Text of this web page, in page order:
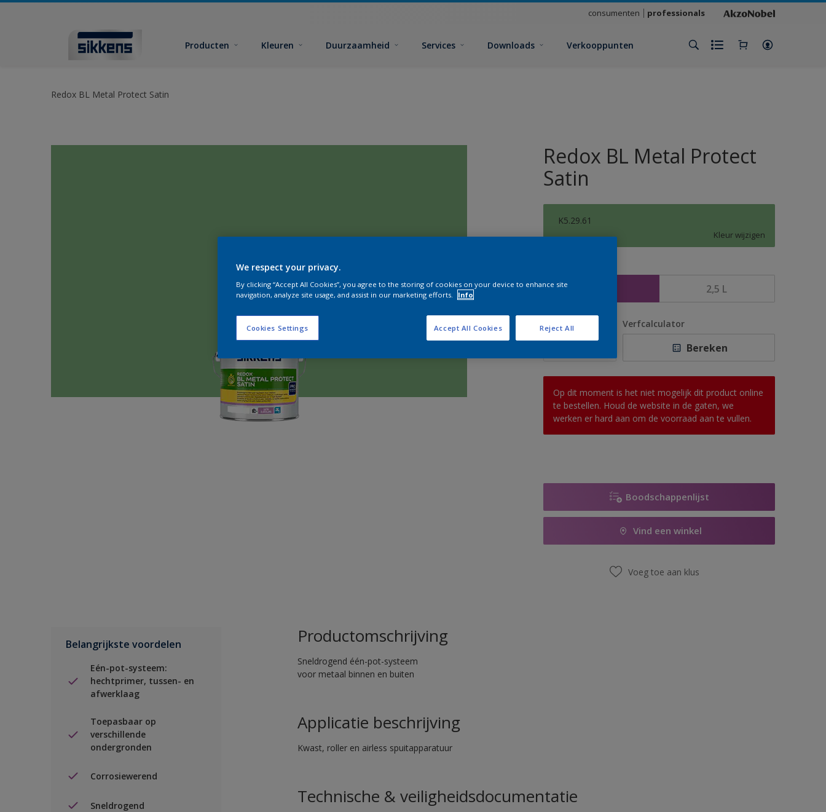
consumenten professionals
Producten Kleuren Duurzaamheid Services Downloads Verkooppunten
Redox BL Metal Protect Satin
Redox BL Metal Protect
Satin
K5.29.61
Kleur wijzigen
2,5 L
Aantal Verfcalculator
Bereken
Op dit moment is het niet mogelijk dit product online
te bestellen. Houd de website in de gaten, we
werken er hard aan om de voorraad aan te vullen.
Boodschappenlijst
Vind een winkel
Voeg toe aan klus
Belangrijkste voordelen
Eén-pot-systeem:
hechtprimer, tussen- en
afwerklaag
Toepasbaar op
verschillende
ondergronden
Corrosiewerend
Sneldrogend
Productomschrijving
Sneldrogend één-pot-systeem
voor metaal binnen en buiten
Applicatie beschrijving
Kwast, roller en airless spuitapparatuur
Technische & veiligheidsdocumentatie
We respect your privacy.
By clicking “Accept All Cookies”, you agree to the storing of cookies on your device to enhance site
navigation, analyze site usage, and assist in our marketing efforts.
Info
Cookies Settings Reject All
Accept All Cookies